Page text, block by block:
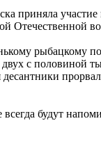
приняла
Отечественной
рыбацкому
с половиной
будут